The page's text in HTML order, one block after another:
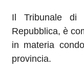
Il Tribunale di
Repubblica, è
in materia
provincia.